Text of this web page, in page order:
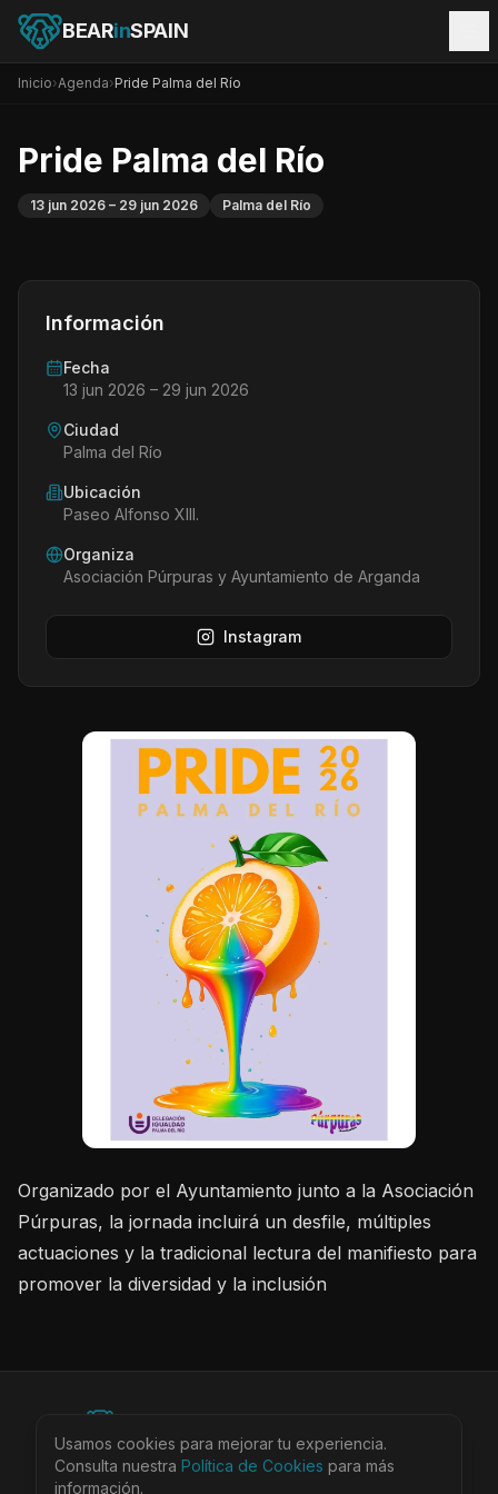
BEARinSPAIN
Inicio›Agenda›Pride Palma del Río
Pride Palma del Río
13 jun 2026 – 29 jun 2026 Palma del Río
Información
Fecha
13 jun 2026 – 29 jun 2026
Ciudad
Palma del Río
Ubicación
Paseo Alfonso XIII.
Organiza
Asociación Púrpuras y Ayuntamiento de Arganda
Instagram
Organizado por el Ayuntamiento junto a la Asociación
Púrpuras, la jornada incluirá un desfile, múltiples
actuaciones y la tradicional lectura del manifiesto para
promover la diversidad y la inclusión
©
Ciudades LocalesAgenda TiendaMás
Aviso LegalPrivacidad CookiesTérminos
Usamos cookies para mejorar tu experiencia.
Consulta nuestra Política de Cookies para más
información.